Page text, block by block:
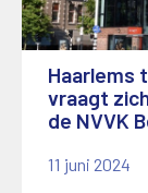
Haarlems
vraagt
de NVVK
11 juni 2024